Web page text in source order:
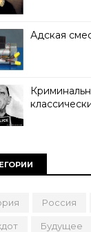
Адская
Россия
Будущее